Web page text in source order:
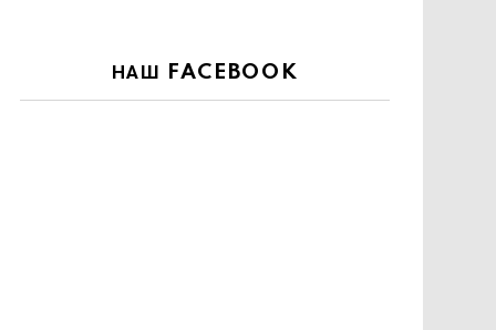
НАШ FACEBOOK